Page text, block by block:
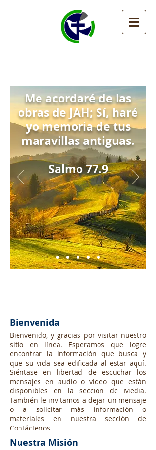
Me acordaré de las
obras de JAH; Sí, haré
yo memoria de tus
maravillas antiguas.
Salmo 77.9
Bienvenida
Bienvenido, y gracias por visitar nuestro
sitio en línea. Esperamos que logre
encontrar la información que busca y
que su vida sea edificada al estar aquí.
Siéntase en libertad de escuchar los
mensajes en audio o video que están
disponibles en la sección de Media.
También le invitamos a dejar un mensaje
o a solicitar más información o
materiales en nuestra sección de
Contáctenos.
Nuestra Misión